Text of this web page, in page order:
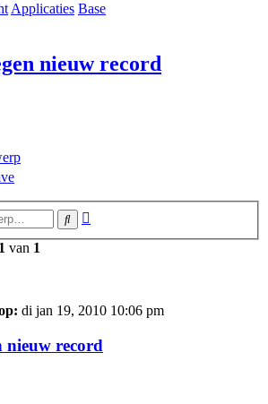
Applicaties Base
nieuw record
Zoek
1 van 1
di jan 19, 2010 10:06 pm
nieuw record